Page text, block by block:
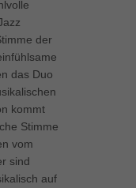
der
das Duo
kommt
Stimme
vom
sind
auf
geben oder sich
so nur bestimmte
Funktionen und sind für